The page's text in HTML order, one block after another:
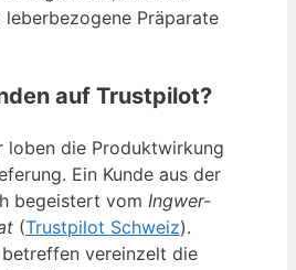
Präparate
auf Trustpilot?
loben die Produktwirkung
Ein Kunde aus der
begeistert vom Ingwer-
(Trustpilot Schweiz).
vereinzelt die